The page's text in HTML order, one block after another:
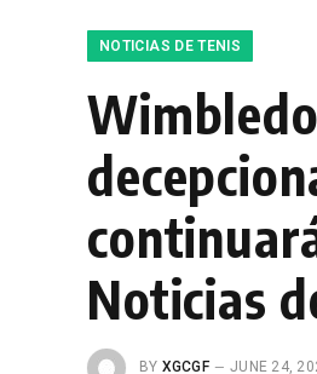
NOTICIAS DE TENIS
Noticias
BY XGCGF JUNE 24,